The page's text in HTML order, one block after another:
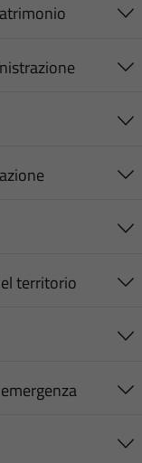
territorio